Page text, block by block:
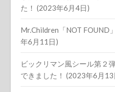
た！ (2023年6月4日)
Mr.Children「NOT FOUND
年6月11日)
ビックリマン風シール第２
できました！ (2023年6月13